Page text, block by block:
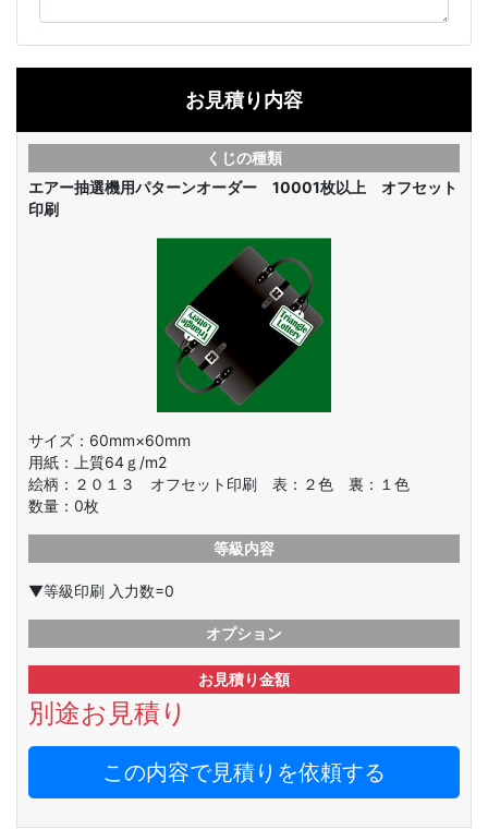
お見積り内容
くじの種類
エアー抽選機用パターンオーダー 10001枚以上 オフセット
印刷
サイズ：60mm×60mm
用紙：上質64ｇ/m2
絵柄： ２０１３ オフセット印刷 表：２色 裏：１色
数量： 0枚
等級内容
▼等級印刷 入力数=0
オプション
お見積り金額
別途お見積り
この内容で見積りを依頼する